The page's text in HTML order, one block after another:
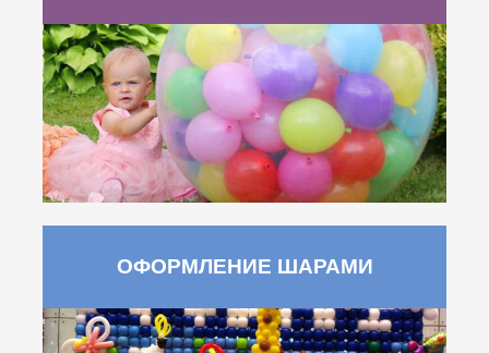
ОФОРМЛЕНИЕ ШАРАМИ